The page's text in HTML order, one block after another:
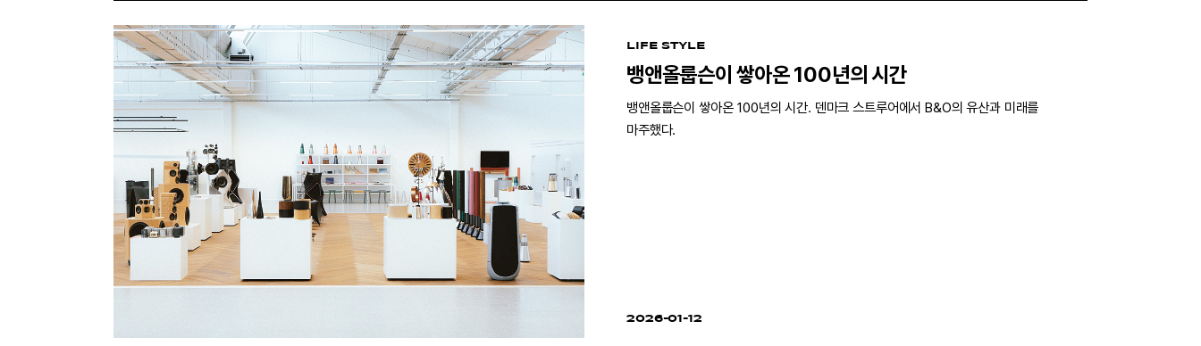
LIFE STYLE
뱅앤올룹슨이 쌓아온 100년의 시간
뱅앤올룹슨이 쌓아온 100년의 시간. 덴마크 스트루어에서 B&O의 유산과 미래를
마주했다.
2026-01-12